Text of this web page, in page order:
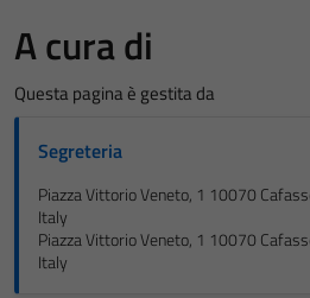
A cura di
Questa pagina è gestita da
Segreteria
Piazza Vittorio Veneto, 1 10070
Italy
Piazza Vittorio Veneto, 1 10070
Italy